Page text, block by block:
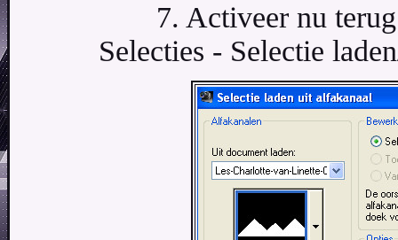
7. Activeer nu
Selecties - Selectie